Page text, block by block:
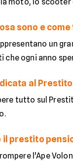
sono e
un
che ogni anno
al
tutto sul
il prestito
l'Ape